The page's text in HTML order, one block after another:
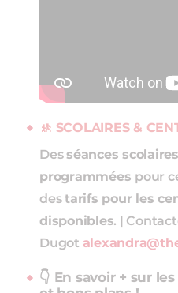
🚸 SCOLAIRES &
Desséances
programmées pour
destarifs pour les
disponibles. |
Dugot
👇 En savoir + sur